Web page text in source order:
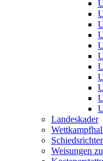
Landeskader
Weisungen